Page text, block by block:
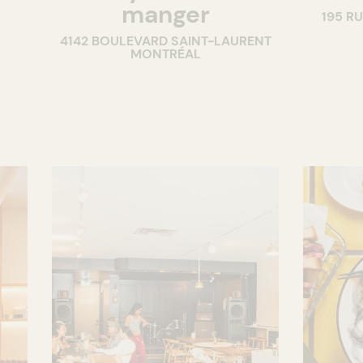
manger
4142 BOULEVARD SAINT-LAURENT
MONTRÉAL
195